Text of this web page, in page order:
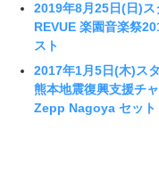
2019年8月25日(日)
REVUE 楽園音楽祭
スト
2017年1月5日(木)ス
熊本地震復興支援チ
Zepp Nagoya セット